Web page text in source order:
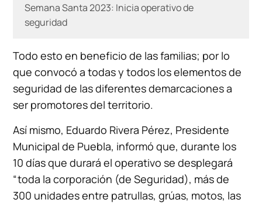
Semana Santa 2023: Inicia operativo de
seguridad
Todo esto en beneficio de las familias; por lo
que convocó a todas y todos los elementos de
seguridad de las diferentes demarcaciones a
ser promotores del territorio.
Así mismo, Eduardo Rivera Pérez, Presidente
Municipal de Puebla, informó que, durante los
10 días que durará el operativo se desplegará
“toda la corporación (de Seguridad), más de
300 unidades entre patrullas, grúas, motos, las